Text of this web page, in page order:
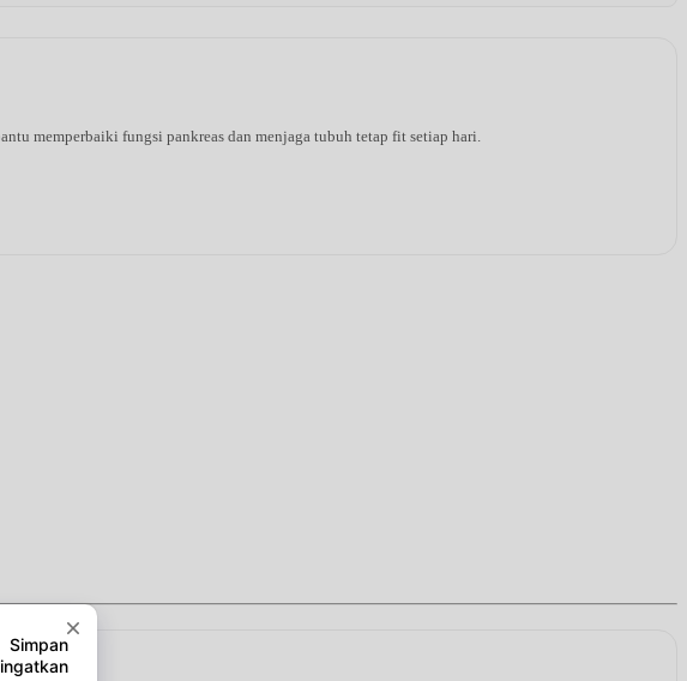
memperbaiki fungsi pankreas dan menjaga tubuh tetap fit setiap hari.